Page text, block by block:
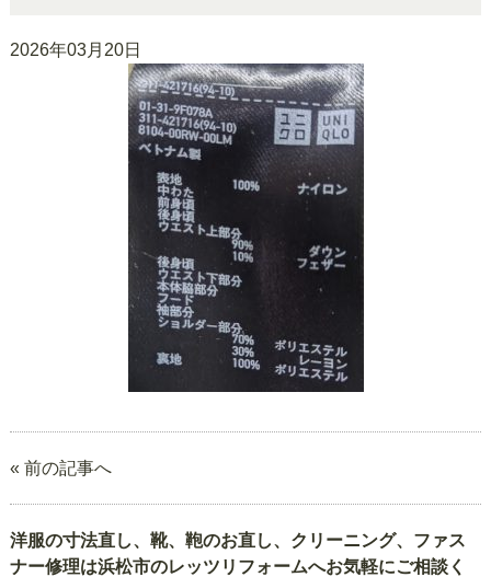
2026年03月20日
« 前の記事へ
洋服の寸法直し、靴、鞄のお直し、クリーニング、ファス
ナー修理は浜松市のレッツリフォームへお気軽にご相談く